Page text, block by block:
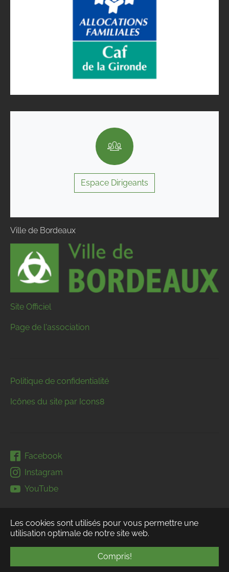
Les cookies sont utilisés pour vous permettre une
utilisation optimale de notre site web.
Compris!
Espace Dirigeants
Ville de Bordeaux
Site Officiel
Page de l'association
Politique de confidentialité
Icônes du site par Icons8
Facebook
Instagram
YouTube
FacebookInstagramYouTube